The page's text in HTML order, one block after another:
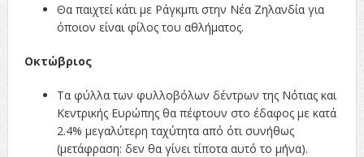
Θα παιχτεί κάτι με Ράγκμπι στην Νέα Ζηλανδία για
όποιον είναι φίλος του αθλήματος.
Οκτώβριος
Τα φύλλα των φυλλοβόλων δέντρων της Νότιας και
Κεντρικής Ευρώπης θα πέφτουν στο έδαφος με κατά
2.4% μεγαλύτερη ταχύτητα από ότι συνήθως
(μετάφραση: δεν θα γίνει τίποτα αυτό το μήνα).